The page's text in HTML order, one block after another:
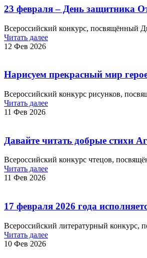
23 февраля – День защитника
Всероссийский конкурс, посвящённый
Читать далее
12 Фев 2026
Нарисуем прекрасный мир
Всероссийский конкурс рисунков,
Читать далее
11 Фев 2026
Давайте читать добрые стихи
Всероссийский конкурс чтецов,
Читать далее
11 Фев 2026
17 февраля 2026 года
Всероссийский литературный конкурс,
Читать далее
10 Фев 2026